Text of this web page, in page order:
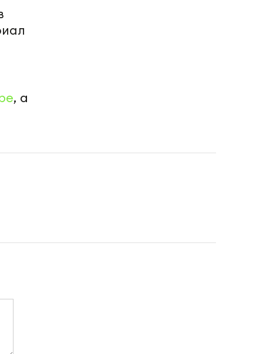
, а